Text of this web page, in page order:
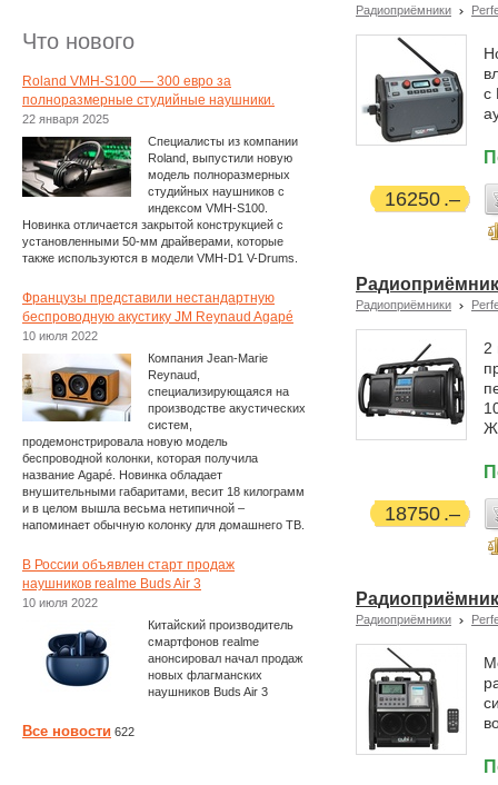
Радиоприёмники
с
16250
Радиоприёмники
2
18750
Радиоприёмники
Что нового
Roland VMH-S100 — 300 евро за
полноразмерные студийные наушники.
22 января 2025
Специалисты из компании
Roland, выпустили новую
модель полноразмерных
студийных наушников с
индексом VMH-S100.
Новинка отличается закрытой конструкцией с
установленными 50-мм драйверами, которые
также используются в модели VMH-D1 V-Drums.
Французы представили нестандартную
беспроводную акустику JM Reynaud Agapé
10 июля 2022
Компания Jean-Marie
Reynaud,
специализирующаяся на
производстве акустических
систем,
продемонстрировала новую модель
беспроводной колонки, которая получила
название Agapé. Новинка обладает
внушительными габаритами, весит 18 килограмм
и в целом вышла весьма нетипичной –
напоминает обычную колонку для домашнего ТВ.
В России объявлен старт продаж
наушников realme Buds Air 3
10 июля 2022
Китайский производитель
смартфонов realme
анонсировал начал продаж
новых флагманских
наушников Buds Air 3
Все новости 622